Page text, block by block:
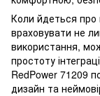
Коли йдеться про
враховувати не
використання,
простоту
RedPower 71209
дизайн та